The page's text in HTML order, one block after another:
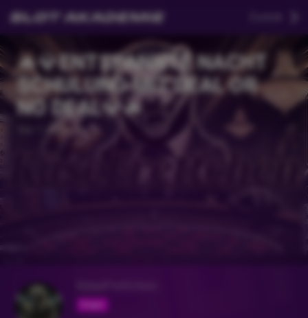
🔥💎ENTSPANNTE NACHT
SCHULUNG MIT DEAL OR
NO DEAL💎🔥
Vor 1 Jahr